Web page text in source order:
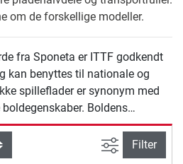
om de forskellige modeller.
fra Sponeta er ITTF godkendt
kan benyttes til nationale og
spilleflader er synonym med
Boldens
afgørnede for kvaliteten er især
og konkurrenceniveau.Avanceret
Filter